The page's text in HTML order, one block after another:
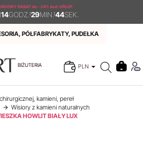
RABATdo - 24% kod: URLOP
14GODZ. :29MIN. :44SEK.
PÓŁFABRYKATY, PUDEŁKA
BIŻUTERIA PLN
kamieni, pereł
Wisiory z kamieni naturalnych
HOWLIT BIAŁY LUX